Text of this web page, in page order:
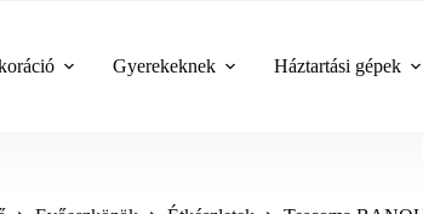
Gyerekeknek Háztartási gépek